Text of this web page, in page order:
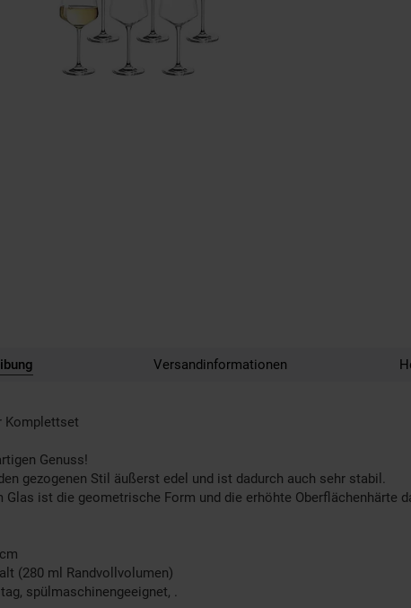
Versandinformationen
Komplettset
Genuss!
gezogenen Stil äußerst edel und ist dadurch auch sehr stabil.
Glas ist die geometrische Form und die erhöhte Oberflächenhärte
(280 ml Randvollvolumen)
spülmaschinengeeignet, .